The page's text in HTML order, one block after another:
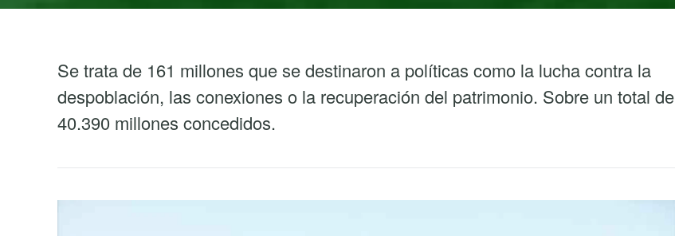
Se trata de 161 millones que se destinaron a políticas como la lucha contra la
despoblación, las conexiones o la recuperación del patrimonio. Sobre un total de
40.390 millones concedidos.